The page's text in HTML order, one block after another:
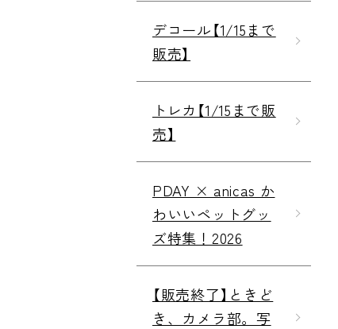
デコール【1/15まで
販売】
トレカ【1/15まで販
売】
PDAY × anicas か
わいいペットグッ
ズ特集！2026
【販売終了】ときど
き、カメラ部。写